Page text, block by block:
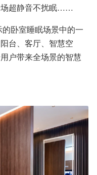
场超静音不扰眠……
卧室睡眠场景中的一
台、客厅、智慧空
户带来全场景的智慧